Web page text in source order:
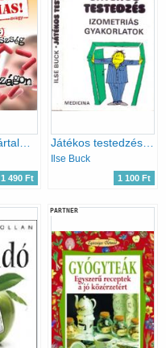
Egészségre ártalmas! avagy Cenzúrázott egészség Magyarországon
1 490 Ft
Játékos testedzés - Izometriás gyakorlatok
Ilse Buck
1 100 Ft
PARTNER